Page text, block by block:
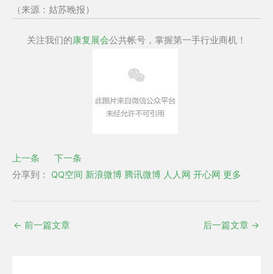
（来源：姑苏晚报）
关注我们的康复展会公共帐号，掌握第一手行业商机！
上一条
下一条
分享到：
QQ空间 新浪微博 腾讯微博 人人网 开心网 更多
← 前一篇文章 后一篇文章 →